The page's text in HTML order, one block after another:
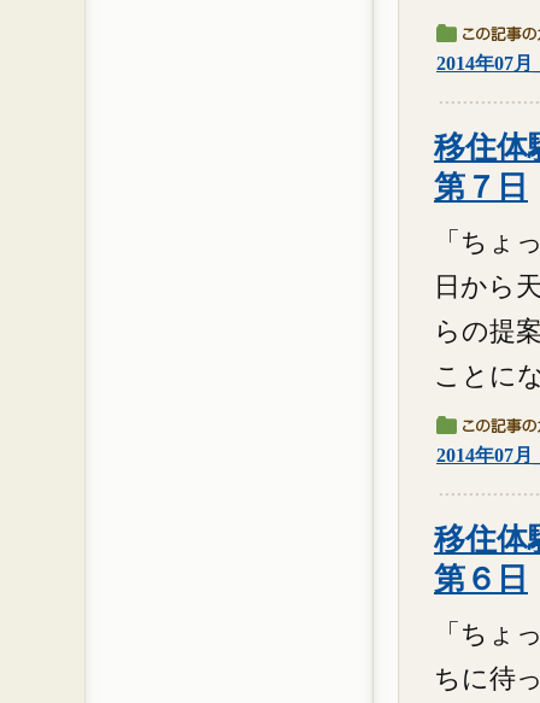
2014年07
移住体
第７日
「ちょ
日から
らの提
ことに
2014年07
移住体
第６日
「ちょ
ちに待